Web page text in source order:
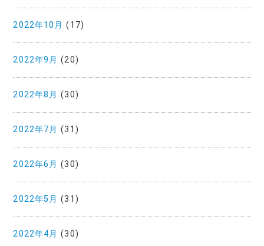
2022年10月 (17)
2022年9月 (20)
2022年8月 (30)
2022年7月 (31)
2022年6月 (30)
2022年5月 (31)
2022年4月 (30)